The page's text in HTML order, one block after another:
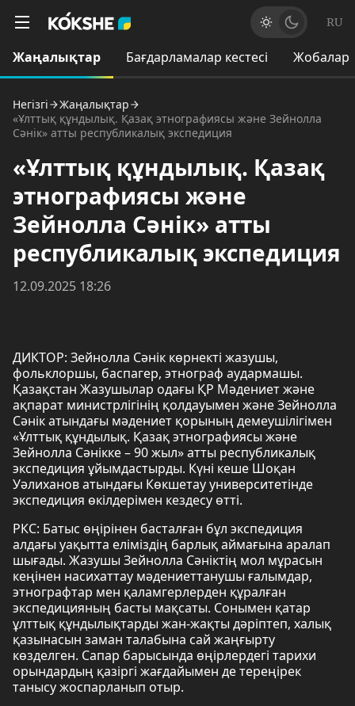
RU
Жаңалықтар Бағдарламалар кестесі Жобалар
Негізгі
Жаңалықтар
«Ұлттық құндылық. Қазақ этнографиясы және Зейнолла
Сәнік» атты республикалық экспедиция
«Ұлттық құндылық. Қазақ
этнографиясы және
Зейнолла Сәнік» атты
республикалық экспедиция
12.09.2025 18:26
ДИКТОР: Зейнолла Сәнік көрнекті жазушы,
фольклоршы, баспагер, этнограф аудармашы.
Қазақстан Жазушылар одағы ҚР Мәдениет және
ақпарат министрлігінің қолдауымен және Зейнолла
Сәнік атындағы мәдениет қорының демеушілігімен
«Ұлттық құндылық. Қазақ этнографиясы және
Зейнолла Сәнікке – 90 жыл» атты республикалық
экспедиция ұйымдастырды. Күні кеше Шоқан
Уәлиханов атындағы Көкшетау университетінде
экспедиция өкілдерімен кездесу өтті.
РКС: Батыс өңірінен басталған бұл экспедиция
алдағы уақытта еліміздің барлық аймағына аралап
шығады. Жазушы Зейнолла Сәніктің мол мұрасын
кеңінен насихаттау мәдениеттанушы ғалымдар,
этнографтар мен қаламгерлерден құралған
экспедицияның басты мақсаты. Сонымен қатар
ұлттық құндылықтарды жан-жақты дәріптеп, халық
қазынасын заман талабына сай жаңғырту
көзделген. Сапар барысында өңірлердегі тарихи
орындардың қазіргі жағдайымен де тереңірек
танысу жоспарланып отыр.